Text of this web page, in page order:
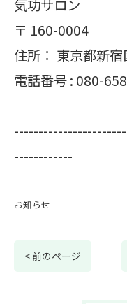
気功サロン
〒 160-0004
住所： 東京都新
電話番号 : 080-
------------
お知らせ
< 前のページ